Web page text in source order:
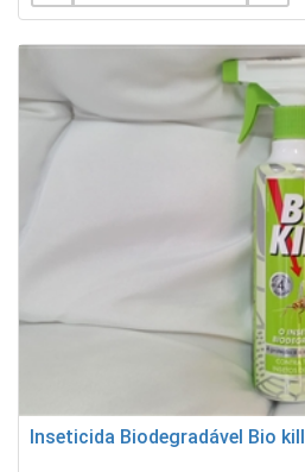
Inseticida Biodegradável Bio kill